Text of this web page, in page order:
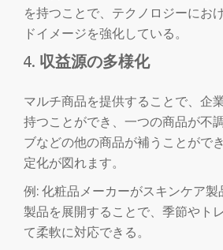
を持つことで、テクノロジーにお
ドイメージを強化している。
収益源の多様化
マルチ商品を提供することで、企
持つことができ、一つの商品が不
ブなどの他の商品が補うことがで
定化が図れます。
例: 化粧品メーカーがスキンケア
製品を展開することで、季節やト
て柔軟に対応できる。